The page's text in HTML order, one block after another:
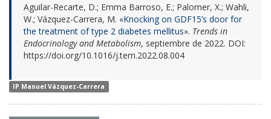
Aguilar-Recarte, D.; Emma Barroso, E.; Palomer, X.; Wahli,
W.; Vázquez-Carrera, M. «Knocking on GDF15’s door for
the treatment of type 2 diabetes mellitus». Trends in
Endocrinology and Metabolism, septiembre de 2022. DOI:
https://doi.org/10.1016/j.tem.2022.08.004
IP Manuel Vázquez-Carrera